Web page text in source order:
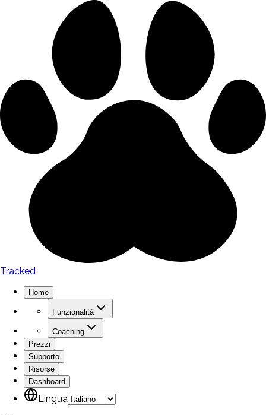
Tracked
Home
Funzionalità
Coaching
Prezzi
Supporto
Risorse
Dashboard
Lingua